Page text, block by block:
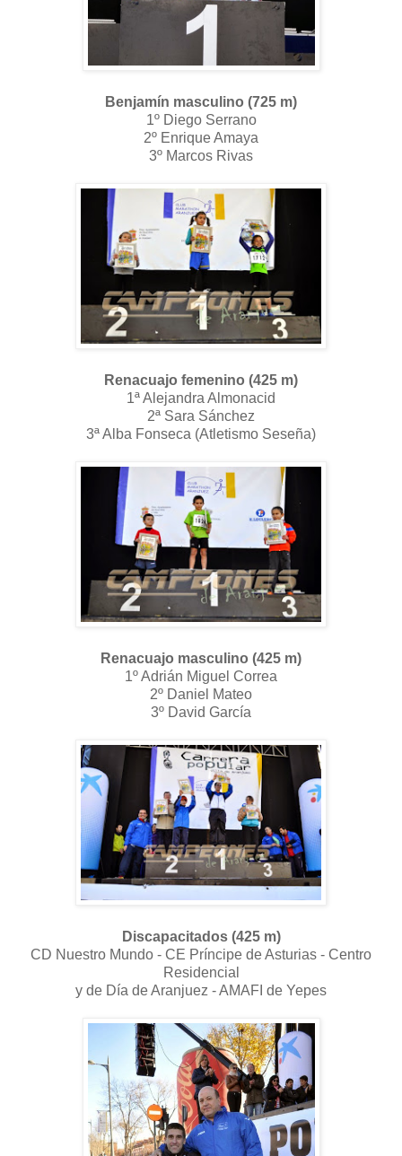
Benjamín masculino (725 m)
1º Diego Serrano
2º Enrique Amaya
3º Marcos Rivas
Renacuajo femenino (425 m)
1ª Alejandra Almonacid
2ª Sara Sánchez
3ª Alba Fonseca (Atletismo Seseña)
Renacuajo masculino (425 m)
1º Adrián Miguel Correa
2º Daniel Mateo
3º David García
Discapacitados (425 m)
CD Nuestro Mundo - CE Príncipe de Asturias - Centro
Residencial
y de Día de Aranjuez - AMAFI de Yepes